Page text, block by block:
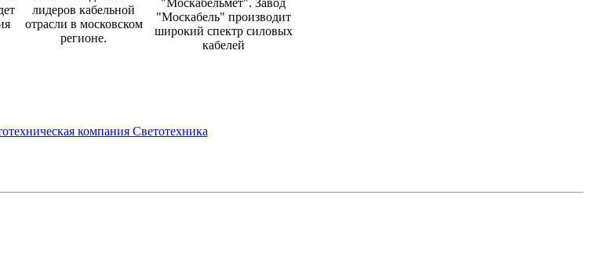
лидеров кабельной
отрасли в московском
регионе.
"Москабель" производит
широкий спектр силовых
кабелей